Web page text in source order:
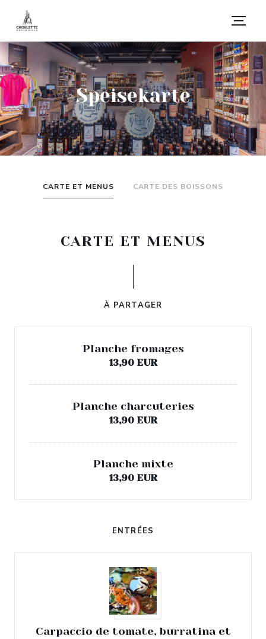
Speisekarte
CARTE ET MENUS CARTE DES BOISSONS
CARTE ET MENUS
À PARTAGER
Planche fromages
13,90 EUR
Planche charcuteries
13,90 EUR
Planche mixte
13,90 EUR
ENTRÉES
Carpaccio de tomate, burratina et